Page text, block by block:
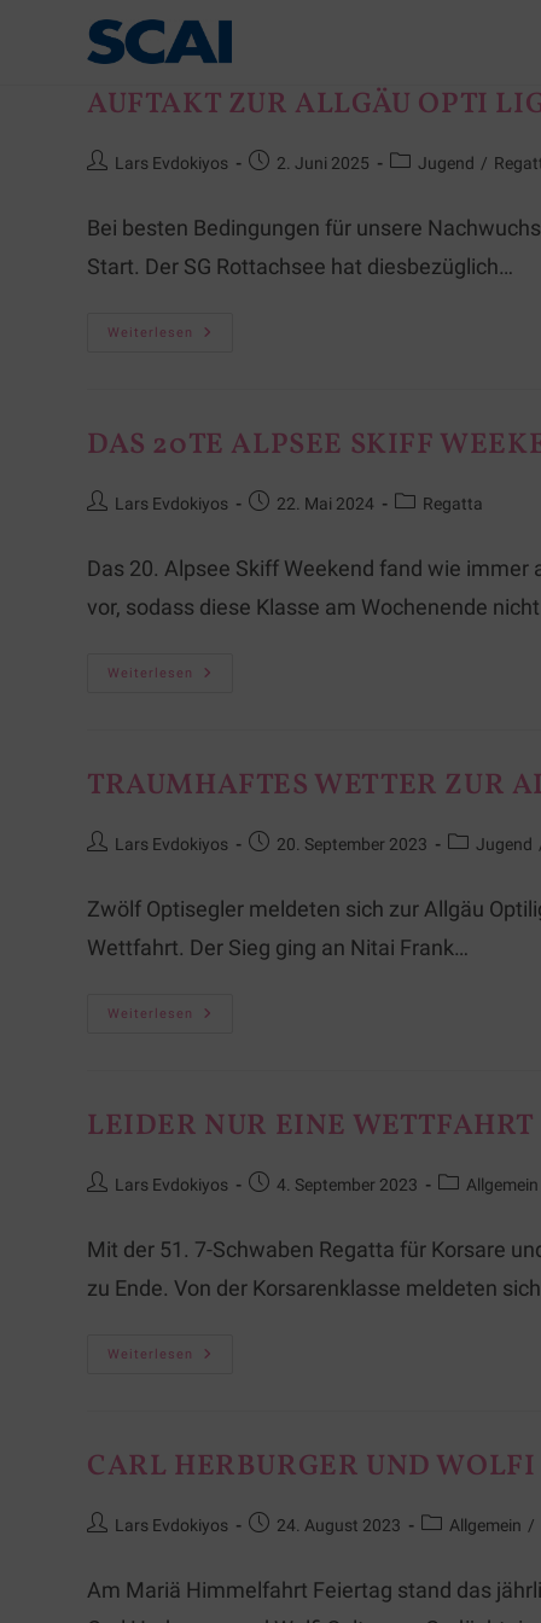
AUFTAKT ZUR ALLGÄU OPTI
Lars Evdokiyos 2. Juni 2025 Jugend /
Bei besten Bedingungen für unsere
Start. Der SG Rottachsee hat diesbezüglich…
Weiterlesen
DAS 20TE ALPSEE SKIFF
Lars Evdokiyos 22. Mai 2024 Regatta
Das 20. Alpsee Skiff Weekend fand wie
vor, sodass diese Klasse am Wochenende
Weiterlesen
TRAUMHAFTES WETTER ZUR
Lars Evdokiyos 20. September 2023 Jugend
Zwölf Optisegler meldeten sich zur Allgäu
Wettfahrt. Der Sieg ging an Nitai Frank…
Weiterlesen
LEIDER NUR EINE
Lars Evdokiyos 4. September 2023 Allgemein
Mit der 51. 7-Schwaben Regatta für Korsare
zu Ende. Von der Korsarenklasse meldeten
Weiterlesen
CARL HERBURGER UND
Lars Evdokiyos 24. August 2023 Allgemein /
Am Mariä Himmelfahrt Feiertag stand das